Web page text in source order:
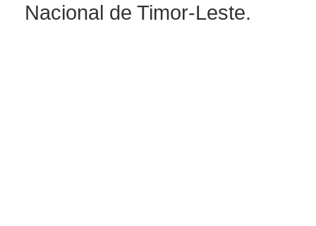
Nacional de Timor-Leste.